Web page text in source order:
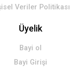
Veriler Politikası
Üyelik
Bayi ol
Bayi Girişi